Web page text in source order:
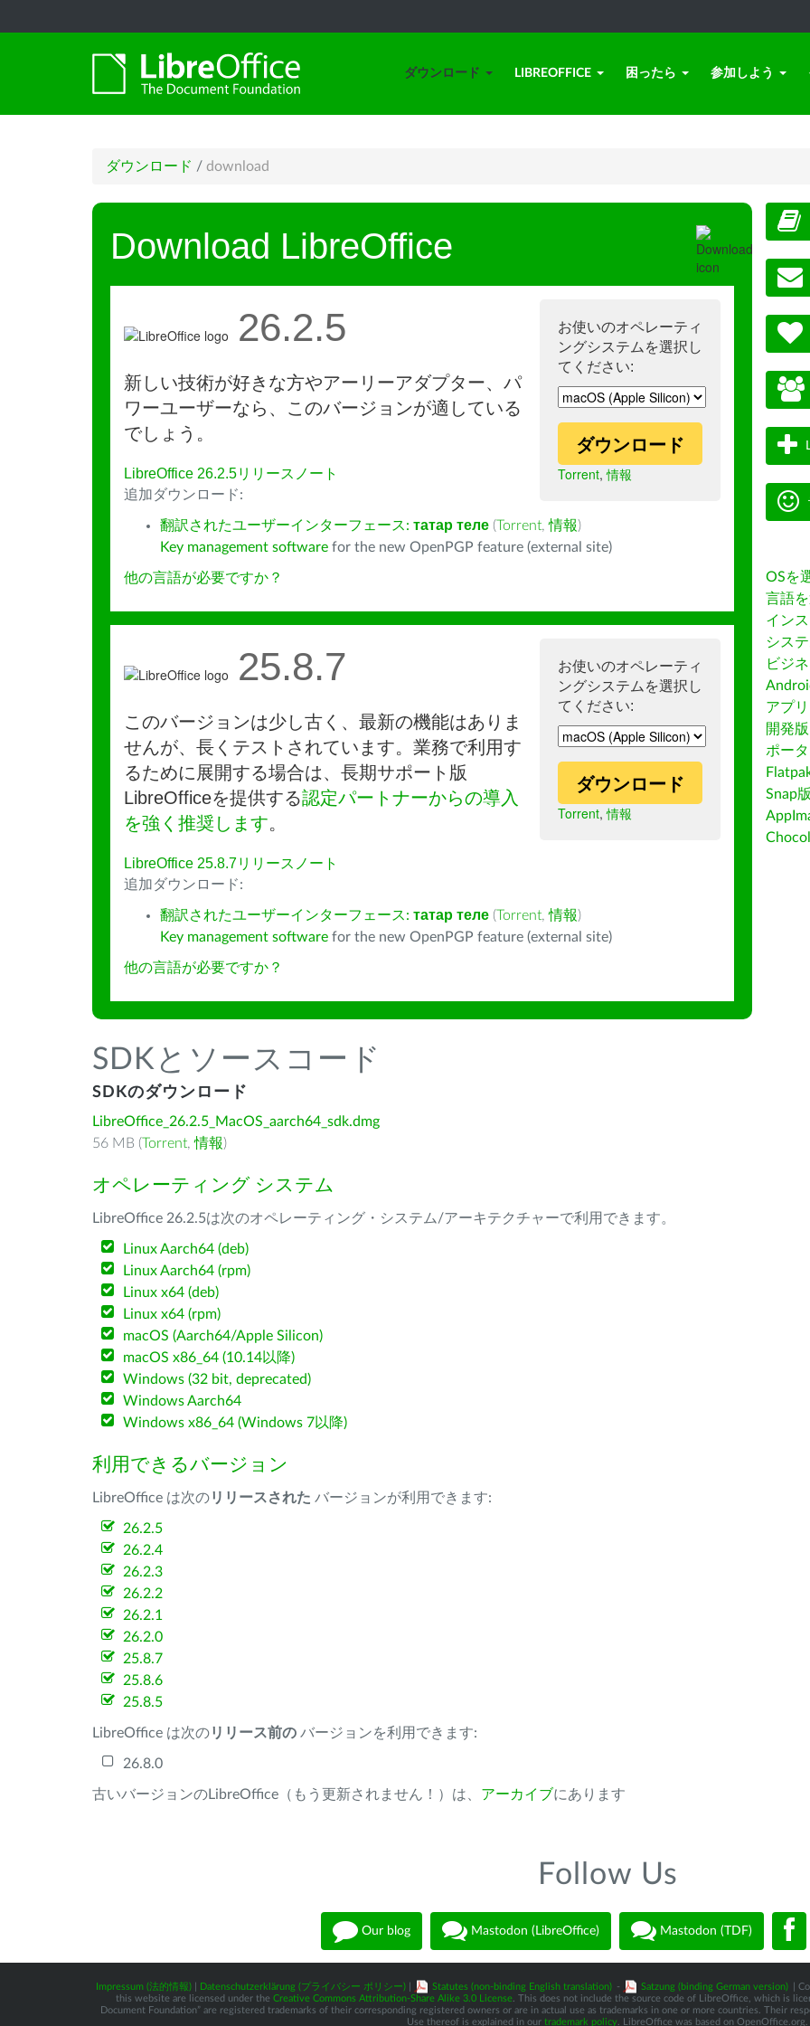
ダウンロード LIBREOFFICE 困ったら 参加しよう
ダウンロード / download
Download LibreOffice
お使いのオペレーティ
ングシステムを選択し
てください:
ダウンロード
Torrent,情報
26.2.5
新しい技術が好きな方やアーリーアダプター、パ
ワーユーザーなら、このバージョンが適している
でしょう。
LibreOffice 26.2.5リリースノート
追加ダウンロード:
翻訳されたユーザーインターフェース: татар теле (Torrent,情報)
Key management software for the new OpenPGP feature (external site)
他の言語が必要ですか？
お使いのオペレーティ
ングシステムを選択し
てください:
ダウンロード
Torrent,情報
25.8.7
このバージョンは少し古く、最新の機能はありま
せんが、長くテストされています。業務で利用す
るために展開する場合は、長期サポート版
LibreOfficeを提供する認定パートナーからの導入
を強く推奨します。
LibreOffice 25.8.7リリースノート
追加ダウンロード:
翻訳されたユーザーインターフェース: татар теле (Torrent,情報)
Key management software for the new OpenPGP feature (external site)
他の言語が必要ですか？
SDKとソースコード
SDKのダウンロード
LibreOffice_26.2.5_MacOS_aarch64_sdk.dmg
56 MB (Torrent,情報)
オペレーティング システム
LibreOffice 26.2.5は次のオペレーティング・システム/アーキテクチャーで利用できます。
Linux Aarch64 (deb)
Linux Aarch64 (rpm)
Linux x64 (deb)
Linux x64 (rpm)
macOS (Aarch64/Apple Silicon)
macOS x86_64 (10.14以降)
Windows (32 bit, deprecated)
Windows Aarch64
Windows x86_64 (Windows 7以降)
利用できるバージョン
LibreOffice は次のリリースされた バージョンが利用できます:
26.2.5
26.2.4
26.2.3
26.2.2
26.2.1
26.2.0
25.8.7
25.8.6
25.8.5
LibreOffice は次のリリース前の バージョンを利用できます:
26.8.0
古いバージョンのLibreOffice（もう更新されません！）は、 アーカイブにあります
OSを
言語
イン
シス
ビジ
アプ
開発版
ポー
Snap版
Follow Us
Our blog Mastodon (LibreOffice) Mastodon (TDF)
Impressum (法的情報) Datenschutzerklärung (プライバシー ポリシー) Statutes (non-binding English translation) - Satzung (binding German version)
|
this website are licensed under the Creative Commons Attribution-Share Alike 3.0 License. This does not include the source code of LibreOffice, which is
Document Foundation” are registered trademarks of their corresponding registered owners or are in actual use as trademarks in one or more countries. Their
Use thereof is explained in our trademark policy . LibreOffice was based on OpenOffice.org.